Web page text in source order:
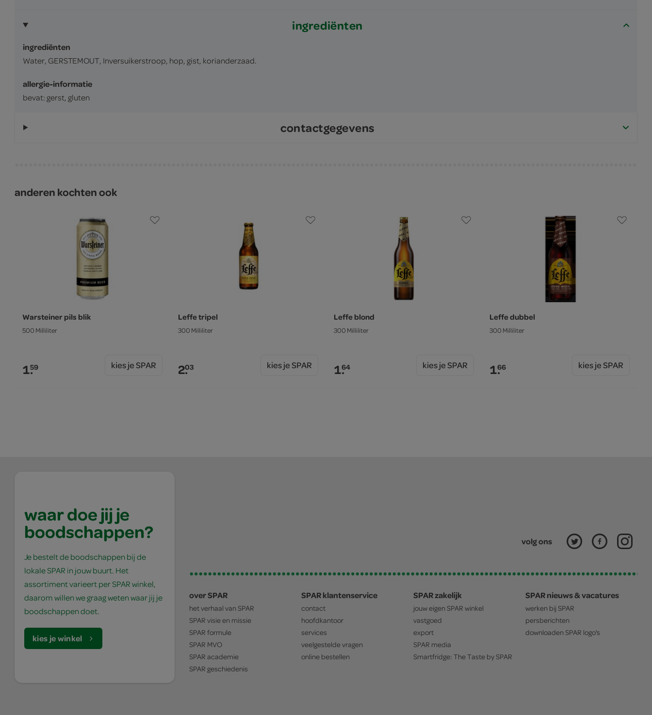
ingrediënten
ingrediënten
Water, GERSTEMOUT, Inversuikerstroop, hop, gist, korianderzaad.
allergie-informatie
bevat: gerst, gluten
contactgegevens
anderen kochten ook
Warsteiner pils blik
500 Milliliter
1.59 kies je SPAR
Leffe tripel
300 Milliliter
2.03 kies je SPAR
Leffe blond
300 Milliliter
1.64 kies je SPAR
Leffe dubbel
300 Milliliter
1.66 kies je SPAR
waar doe jij je
boodschappen?
Je bestelt de boodschappen bij de
lokale SPAR in jouw buurt. Het
assortiment varieert per SPAR winkel,
daarom willen we graag weten waar jij je
boodschappen doet.
kies je winkel
volg ons
over SPAR
het verhaal van SPAR
SPAR visie en missie
SPAR formule
SPAR MVO
SPAR academie
SPAR geschiedenis
SPAR klantenservice
contact
hoofdkantoor
services
veelgestelde vragen
online bestellen
SPAR zakelijk
jouw eigen SPAR winkel
vastgoed
export
SPAR media
Smartfridge: The Taste bySPAR
SPAR nieuws & vacatures
werken bij SPAR
persberichten
downloaden SPAR logo's